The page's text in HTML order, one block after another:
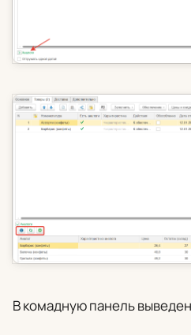
В комадную панель